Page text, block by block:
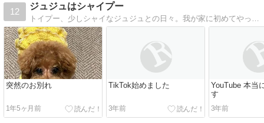
12
ジュジュはシャイプー
トイプー、少しシャイなジュジュとの日々。我が家に初めてやってきたトイプードル、ジュジュとの楽しい毎日の様子を綴ります
突然のお別れ
1年5ヶ月前
TikTok始めました
3年前
YouTube 本当
す
3年前